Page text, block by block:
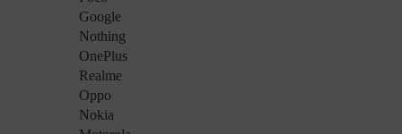
Google
Nothing
OnePlus
Realme
Oppo
Nokia